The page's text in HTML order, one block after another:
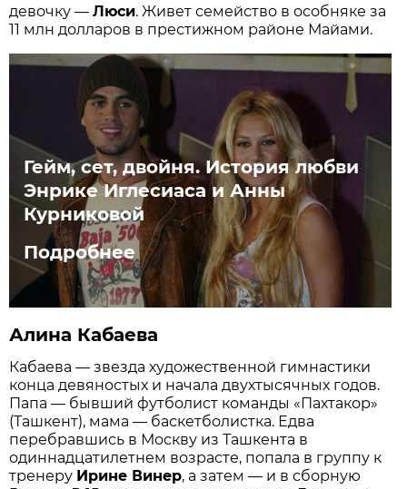
девочку —Люси. Живет семейство в особняке за
11 млн долларов в престижном районе Майами.
Гейм, сет, двойня. История любви
Энрике Иглесиаса и Анны
Курниковой
Подробнее
Алина Кабаева
Кабаева — звезда художественной гимнастики
конца девяностых и начала двухтысячных годов.
Папа — бывший футболист команды «Пахтакор»
(Ташкент), мама — баскетболистка. Едва
перебравшись в Москву из Ташкента в
одиннадцатилетнем возрасте, попала в группу к
тренеру Ирине Винер, а затем — и в сборную